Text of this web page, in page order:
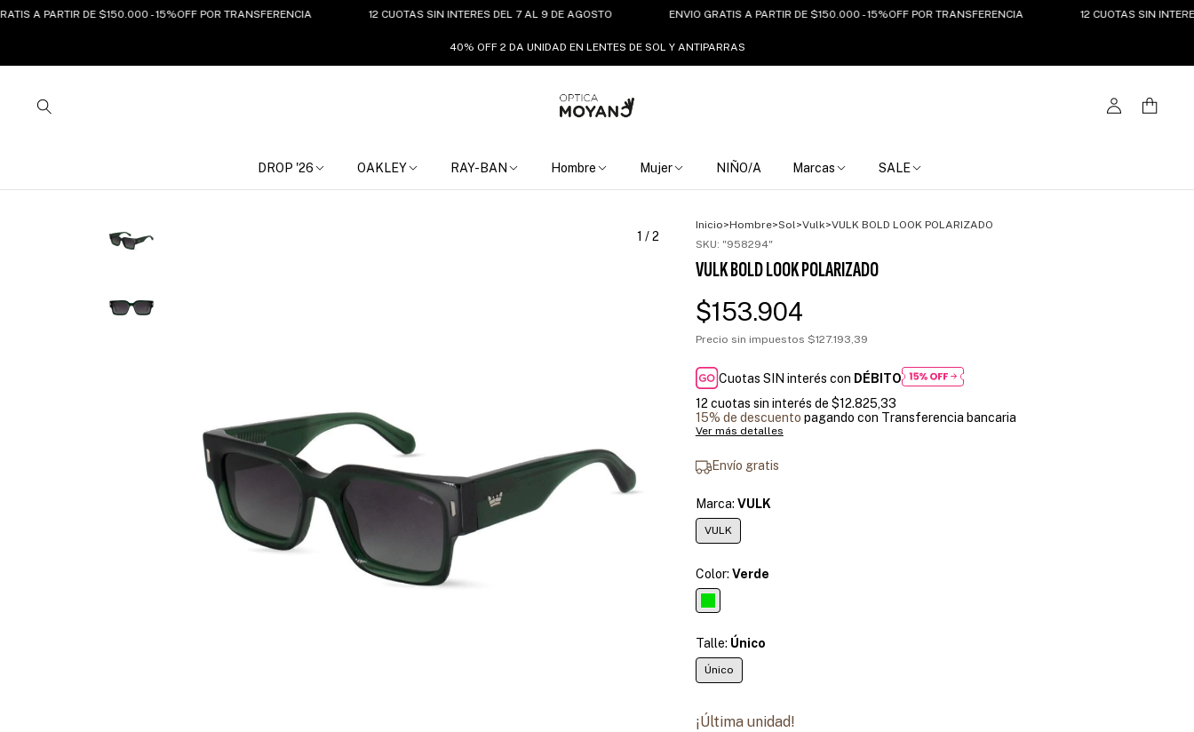
PARTIR DE $150.000 - 15%OFF POR TRANSFERENCIA 12 CUOTAS SIN INTERES DEL 7 AL 9 DE AGOSTO ENVIO GRATIS A PARTIR DE $150.000 - 15%OFF POR TRANSFERENCIA 12 CUOTAS SIN INTERES
40% OFF 2 DA UNIDAD EN LENTES DE SOL Y ANTIPARRAS
DROP '26 OAKLEY RAY-BAN Hombre Mujer NIÑO/A Marcas SALE
1 /2
Inicio>Hombre>Sol>Vulk>VULK BOLD LOOK POLARIZADO
SKU: "958294"
VULK BOLD LOOK POLARIZADO
$153.904
Precio sin impuestos $127.193,39
Cuotas SIN interés con DÉBITO
12 cuotas sin interés de $12.825,33
15% de descuento pagando con Transferencia bancaria
Ver más detalles
Envío gratis
Marca: VULK
VULK
Color: Verde
Talle: Único
Único
¡Última unidad!